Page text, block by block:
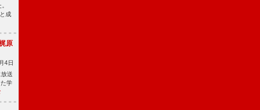
成
原
4日
送
学